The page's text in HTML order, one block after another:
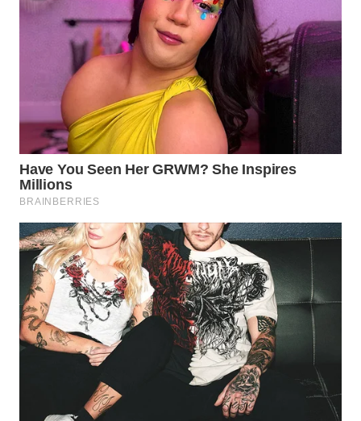
TAPANULI
TENGAH
WN DELI
SERDANG
WN
TEBING
TINGGI
WN
PAKPAK
WN
KARAWANG
WN
BEKASI